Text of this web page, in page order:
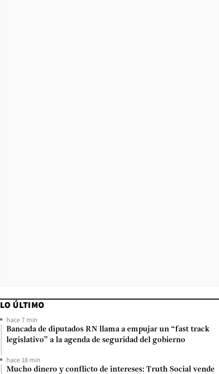
LO ÚLTIMO
hace 7 min
Bancada de diputados RN llama a empujar un “fast track
legislativo” a la agenda de seguridad del gobierno
hace 18 min
Mucho dinero y conflicto de intereses: Truth Social vende